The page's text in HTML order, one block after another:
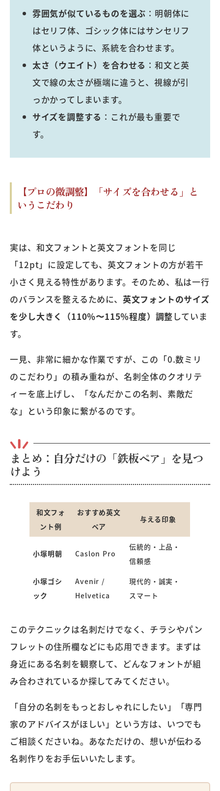
雰囲気が似ているものを選ぶ ：明朝体に
はセリフ体、ゴシック体にはサンセリフ
体というように、系統を合わせます。
太さ（ウエイト）を合わせる ：和文と英
文で線の太さが極端に違うと、視線が引
っかかってしまいます。
サイズを調整する ：これが最も重要で
す。
【プロの微調整】「サイズを合わせる」と
いうこだわり
実は、和文フォントと英文フォントを同じ
「12pt」に設定しても、英文フォントの方が若干
小さく見える特性があります。そのため、私は一行
のバランスを整えるために、 英文フォントのサイズ
を少し大きく（110％〜115％程度）調整していま
す。
一見、非常に細かな作業ですが、この「0.数ミリ
のこだわり」の積み重ねが、名刺全体のクオリテ
ィーを底上げし、「なんだかこの名刺、素敵だ
な」という印象に繋がるのです。
まとめ：自分だけの「鉄板ペア」を見つ
けよう
和文フォ
ント例
おすすめ英文
ペア
与える印象
小塚明朝 Caslon Pro
伝統的・上品・
信頼感
小塚ゴシ
ック
Avenir /
Helvetica
現代的・誠実・
スマート
このテクニックは名刺だけでなく、チラシやパン
フレットの住所欄などにも応用できます。まずは
身近にある名刺を観察して、どんなフォントが組
み合わされているか探してみてください。
「自分の名刺をもっとおしゃれにしたい」「専門
家のアドバイスがほしい」という方は、いつでも
ご相談くださいね。あなただけの、想いが伝わる
名刺作りをお手伝いいたします。